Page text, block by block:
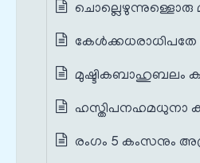
ചൊല്ലെഴുന്നുള്ളൊരു
കേൾക്കധരാധിപതേ
മുഷ്ടികബാഹുബലം
ഹസ്തിപനഹമധുനാ
രംഗം 5 കംസനും